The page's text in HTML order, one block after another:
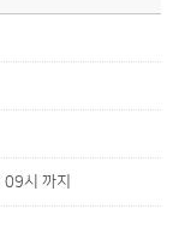
시 까지